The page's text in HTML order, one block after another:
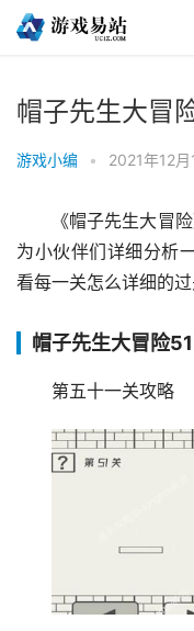
帽子先生大冒
游戏小编 • 2021年12
《帽子先生大冒
为小伙伴们详细分析
看每一关怎么详细的
帽子先生大冒险
第五十一关攻略